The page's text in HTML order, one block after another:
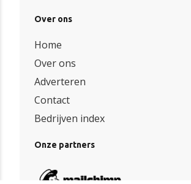
Over ons
Home
Over ons
Adverteren
Contact
Bedrijven index
Onze partners